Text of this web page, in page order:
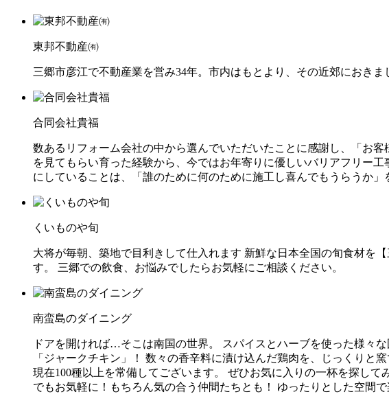
東邦不動産㈲
三郷市彦江で不動産業を営み34年。市内はもとより、その近郊におき
合同会社貴福
数あるリフォーム会社の中から選んでいただいたことに感謝し、「お
を見てもらい育った経験から、今ではお年寄りに優しいバリアフリー
にしていることは、「誰のために何のために施工し喜んでもうらうか」
くいものや旬
大将が毎朝、築地で目利きして仕入れます 新鮮な日本全国の旬食材を
す。 三郷での飲食、お悩みでしたらお気軽にご相談ください。
南蛮島のダイニング
ドアを開ければ…そこは南国の世界。 スパイスとハーブを使った様々
「ジャークチキン」！ 数々の香辛料に漬け込んだ鶏肉を、じっくりと
現在100種以上を常備してございます。 ぜひお気に入りの一杯を探し
でもお気軽に！もちろん気の合う仲間たちとも！ ゆったりとした空間